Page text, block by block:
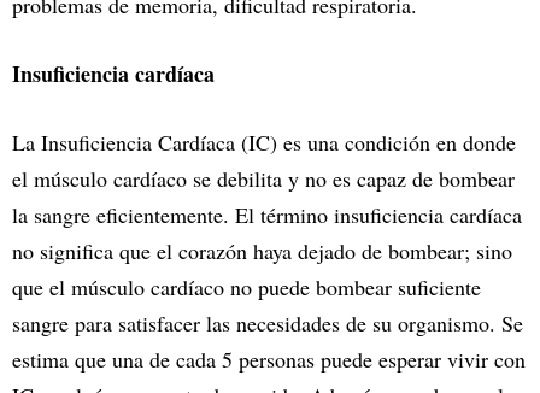
Insuficiencia cardíaca
La Insuficiencia Cardíaca (IC) es una condición en donde
el músculo cardíaco se debilita y no es capaz de bombear
la sangre eficientemente. El término insuficiencia cardíaca
no significa que el corazón haya dejado de bombear; sino
que el músculo cardíaco no puede bombear suficiente
sangre para satisfacer las necesidades de su organismo. Se
estima que una de cada 5 personas puede esperar vivir con